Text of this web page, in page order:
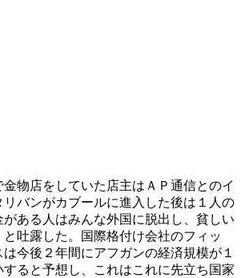
金物店をしていた店主はＡＰ通信とのイ
リバンがカブールに進入した後は１人の
ある人はみんな外国に脱出し、貧しい
と吐露した。国際格付け会社のフィッ
今後２年間にアフガンの経済規模が１
すると予想し、これはこれに先立ち国家